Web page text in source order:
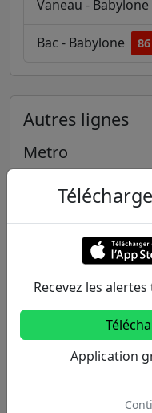
Vaneau - Babylone
Bac - Babylone 86
Autres lignes
Metro
2 3
6 7
9 10
RER
Recevez les
Application